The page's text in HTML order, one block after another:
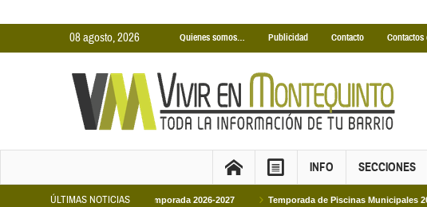
08 agosto, 2026 Quienes somos… Publicidad Contacto Contactos
INFO SECCIONES
ÚLTIMAS NOTICIAS
Cubiertas Municipales temporada 2026-2027 Temporada de Piscinas Municipales 2026